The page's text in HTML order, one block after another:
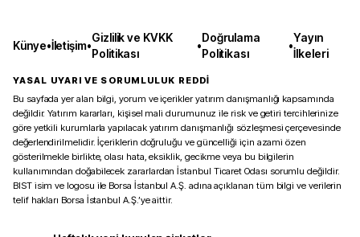
Künye•İletişim•
Gizlilik ve KVKK
Politikası
•
Doğrulama
Politikası
•
Yayın
İlkeleri
YASAL UYARI VE SORUMLULUK REDDİ
Bu sayfada yer alan bilgi, yorum ve içerikler yatırım danışmanlığı kapsamında
değildir. Yatırım kararları, kişisel mali durumunuz ile risk ve getiri tercihlerinize
göre yetkili kurumlarla yapılacak yatırım danışmanlığı sözleşmesi çerçevesinde
değerlendirilmelidir. İçeriklerin doğruluğu ve güncelliği için azami özen
gösterilmekle birlikte, olası hata, eksiklik, gecikme veya bu bilgilerin
kullanımından doğabilecek zararlardan İstanbul Ticaret Odası sorumlu değildir.
BIST isim ve logosu ile Borsa İstanbul A.Ş. adına açıklanan tüm bilgi ve verilerin
telif hakları Borsa İstanbul A.Ş.’ye aittir.